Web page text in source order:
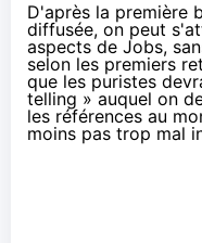
D'après la première
diffusée, on peut
aspects de Jobs,
selon les premiers
que les puristes
telling » auquel on
les références au
moins pas trop mal